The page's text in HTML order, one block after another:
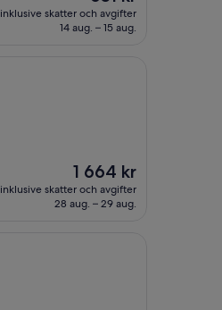
är
651 kr
inklusive skatter och avgifter
14 aug. – 15 aug.
Priset
är
1 664 kr
1 664 kr
inklusive skatter och avgifter
28 aug. – 29 aug.